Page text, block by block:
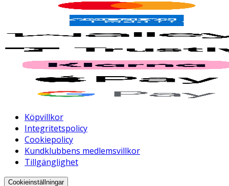
Köpvillkor
Integritetspolicy
Cookiepolicy
Kundklubbens medlemsvillkor
Tillgänglighet
Cookieinställningar